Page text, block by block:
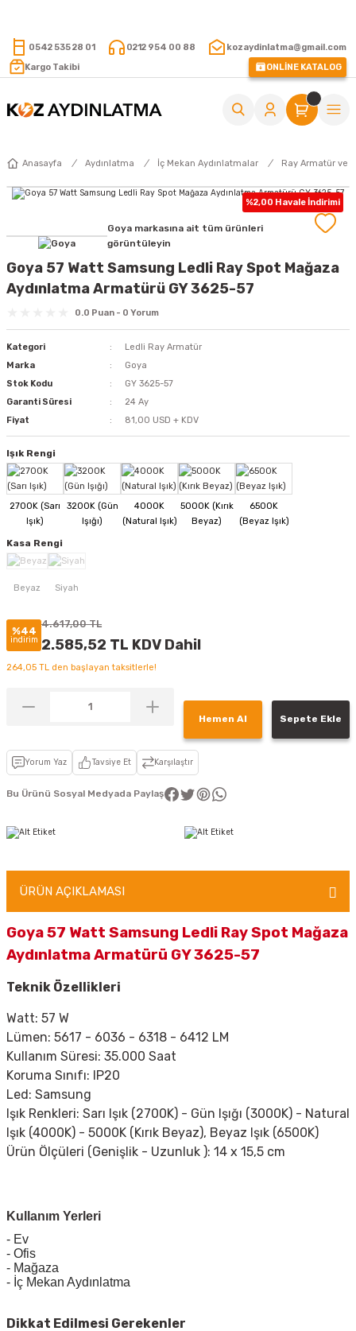
0542 535 28 01 0212 954 00 88
kozaydinlatma@gmail.com
Kargo Takibi
ONLİNE KATALOG
Anasayfa Aydınlatma İç Mekan Aydınlatmalar Ray Armatür ve
%2,00 Havale İndirimi
Goya markasına ait tüm ürünleri
görüntüleyin
Goya 57 Watt Samsung Ledli Ray Spot Mağaza
Aydınlatma Armatürü GY 3625-57
0.0 Puan - 0 Yorum
Kategori
Ledli Ray Armatür
Marka
Goya
Stok Kodu
GY 3625-57
Garanti Süresi
24 Ay
Fiyat
81,00 USD + KDV
Işık Rengi
Kasa Rengi
%44
indirim
4.617,00 TL
2.585,52 TL KDV Dahil
264,05 TL den başlayan taksitlerle!
Hemen Al Sepete Ekle
Yorum Yaz Tavsiye Et Karşılaştır
Bu Ürünü Sosyal Medyada Paylaş
ÜRÜN AÇIKLAMASI
Goya 57 Watt Samsung Ledli Ray Spot Mağaza
Aydınlatma Armatürü GY 3625-57
Teknik Özellikleri
Watt: 57 W
Lümen: 5617 - 6036 - 6318 - 6412 LM
Kullanım Süresi: 35.000 Saat
Koruma Sınıfı: IP20
Led: Samsung
Işık Renkleri: Sarı Işık (2700K) - Gün Işığı (3000K) - Natural
Işık (4000K) - 5000K (Kırık Beyaz), Beyaz Işık (6500K)
Ürün Ölçüleri (Genişlik - Uzunluk ): 14 x 15,5 cm
Kullanım Yerleri
- Ev
- Ofis
- Mağaza
- İç Mekan Aydınlatma
Dikkat Edilmesi Gerekenler